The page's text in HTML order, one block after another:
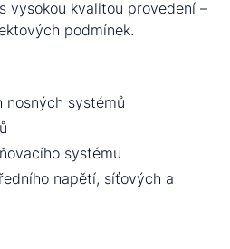
vysokou kvalitou provedení –
podmínek.
nosných systémů
systému
napětí, síťových a